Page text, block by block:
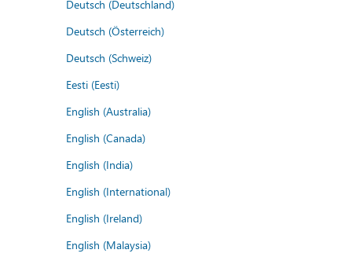
Deutsch (Deutschland)
Deutsch (Österreich)
Deutsch (Schweiz)
Eesti (Eesti)
English (Australia)
English (Canada)
English (India)
English (International)
English (Ireland)
English (Malaysia)